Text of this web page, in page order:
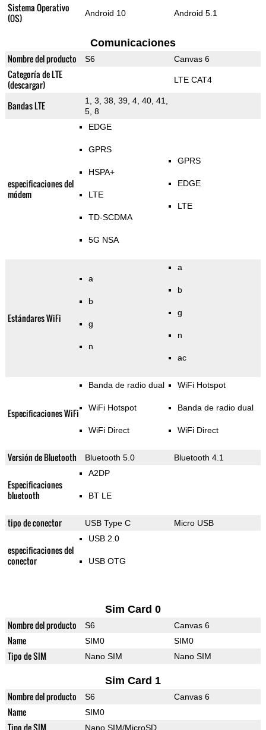
Sistema Operativo
(OS)
Android 10 Android 5.1
Comunicaciones
Nombre del producto S6 Canvas 6
Categoría de LTE
(descargar)
LTE CAT4
Bandas LTE
1, 3, 38, 39, 4, 40, 41,
5, 8
especificaciones del
módem
EDGE
GPRS
HSPA+
LTE
TD-SCDMA
5G NSA
GPRS
EDGE
LTE
Estándares WiFi
a
b
g
n
a
b
g
n
ac
Especificaciones WiFi
Banda de radio dual
WiFi Hotspot
WiFi Direct
WiFi Hotspot
Banda de radio dual
WiFi Direct
Versión de Bluetooth Bluetooth 5.0 Bluetooth 4.1
Especificaciones
bluetooth
A2DP
BT LE
tipo de conector USB Type C Micro USB
especificaciones del
conector
USB 2.0
USB OTG
Sim Card 0
Nombre del producto S6 Canvas 6
Name SIM0 SIM0
Tipo de SIM Nano SIM Nano SIM
Sim Card 1
Nombre del producto S6 Canvas 6
Name SIM0
Tipo de SIM Nano SIM/MicroSD